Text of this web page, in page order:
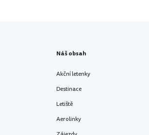
Náš obsah
Akční letenky
Destinace
Letiště
Aerolinky